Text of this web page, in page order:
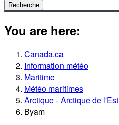
Recherche
You are here:
Canada.ca
Information météo
Maritime
Météo maritimes
Arctique - Arctique de l'Est
Byam